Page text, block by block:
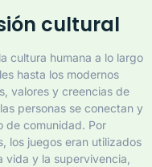
cultural
cultura humana a lo largo
hasta los modernos
valores y creencias de
personas se conectan y
de comunidad. Por
los juegos eran utilizados
vida y la supervivencia,